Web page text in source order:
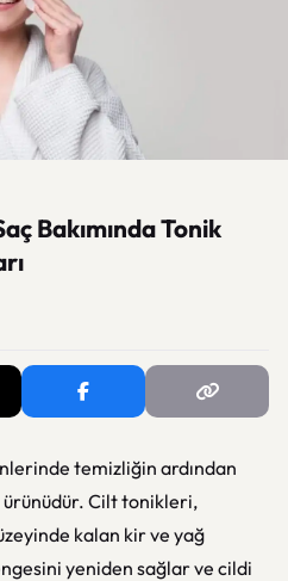
Bakımında Tonik
temizliğin ardından
ürünüdür. Cilt tonikleri,
kalan kir ve yağ
yeniden sağlar ve cildi